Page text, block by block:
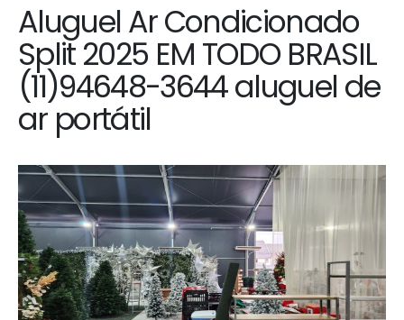
Aluguel Ar Condicionado
Split 2025 EM TODO BRASIL
(11)94648-3644 aluguel de
ar portátil